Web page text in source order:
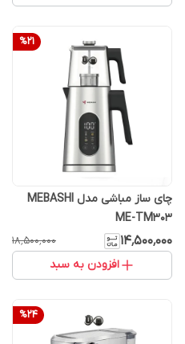
%21
چای ساز مباشی مدل MEBASHI
ME-TM303
۱۴٬۵۰۰٬۰۰۰ ۱۸٬۵۰۰٬۰۰۰
افزودن به سبد
%24